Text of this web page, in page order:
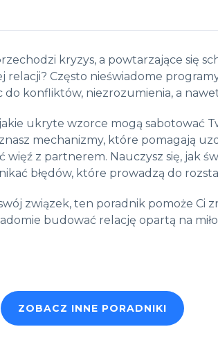
kryzys, a powtarzające się
relacji? Często nieświadome
konfliktów, niezrozumienia, a
ukryte wzorce mogą sabotować
mechanizmy, które pomagają
więź z partnerem. Nauczysz się, jak
błędów, które prowadzą do
związek, ten poradnik pomoże Ci
budować relację opartą na
ZOBACZ INNE PORADNIKI